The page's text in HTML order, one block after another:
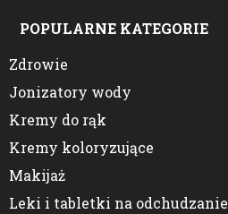
POPULARNE KATEGORIE
Zdrowie
Jonizatory wody
Kremy do rąk
Kremy koloryzujące
Makijaż
Leki i tabletki na odchudzanie